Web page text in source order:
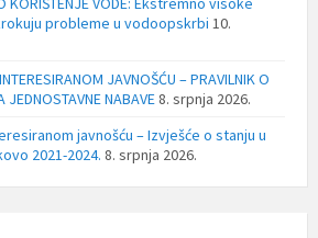
probleme u vodoopskrbi 10.
JAVNOŠĆU – PRAVILNIK O
JEDNOSTAVNE NABAVE8. srpnja 2026.
javnošću – Izvješće o stanju u
2021-2024. 8. srpnja 2026.